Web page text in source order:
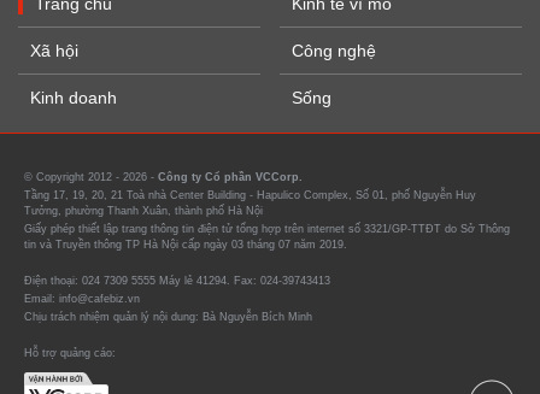
Xã hội
Kinh doanh
Công nghệ
Sống
© Copyright 2012 - 2026 - Công ty Cổ phần VCCorp.
Tầng 17, 19, 20, 21 Toà nhà Center Building - Hapulico Complex, Số 01, phố Nguyễn Huy
Tưởng, phường Thanh Xuân, thành phố Hà Nội
Giấy phép thiết lập trang thông tin điện tử tổng hợp trên internet số 3321/GP-TTĐT do Sở Thông
tin và Truyền thông TP Hà Nội cấp ngày 03 tháng 07 năm 2019.
Điện thoại: 024 7309 5555 Máy lẻ 41294. Fax: 024-39743413
Email: info@cafebiz.vn
Chịu trách nhiệm quản lý nội dung: Bà Nguyễn Bích Minh
Hỗ trợ quảng cáo: